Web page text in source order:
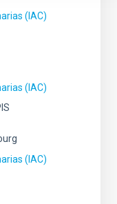
(IAC)
(IAC)
(IAC)